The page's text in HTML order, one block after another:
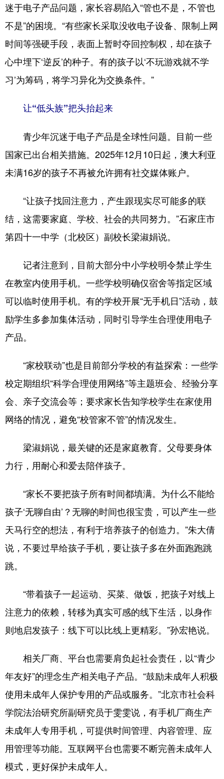
迷于电子产品问题，家长容易陷入“管也不是，不管也
不是”的困境。“有些家长采取没收电子设备、限制上网
时间等强硬手段，表面上暂时夺回控制权，却在孩子
心中埋下‘逆反’的种子。有的孩子以‘不玩游戏就不学
习’为筹码，将学习异化为交换条件。”
让“低头族”把头抬起来
青少年沉迷于电子产品是全球性问题。目前一些
国家已出台相关措施。2025年12月10日起，澳大利亚
未满16岁的孩子不再被允许拥有社交媒体账户。
“让孩子找回注意力，产生跟现实尽可能多的联
结，这需要家庭、学校、社会的共同努力。”石家庄市
第四十一中学（北校区）副校长梁淑娟说。
记者注意到，目前大部分中小学校明令禁止学生
在教室内使用手机。一些学校明确仅宿舍等指定区域
可以临时使用手机。有的学校开展“无手机日”活动，鼓
励学生多参加集体活动，同时引导学生合理使用电子
产品。
“家校联动”也是目前部分学校的有益探索：一些学
校定期组织“科学合理使用网络”等主题班会、经验分享
会、亲子交流会等；要求家长告知学校学生在家使用
网络的情况，避免“校管家不管”的情况发生。
梁淑娟说，最关键的还是家庭教育。父母要身体
力行，用耐心和爱去陪伴孩子。
“家长不要把孩子所有时间都填满。为什么不能给
孩子‘无聊自由’？无聊的时间也很宝贵，可以产生一些
天马行空的想法，有利于培养孩子的创造力。”朱大倩
说，不要过早给孩子手机，要让孩子多在外面跑跑跳
跳。
“带着孩子一起运动、买菜、做饭，把孩子对线上
注意力的依赖，转移为真实可感的线下生活，以身作
则地启发孩子：线下可以比线上更精彩。”孙宏艳说。
相关厂商、平台也需要肩负起社会责任，以“青少
年友好”的理念生产相关电子产品。“鼓励未成年人积极
使用未成年人保护专用的产品或服务。”北京市社会科
学院法治研究所副研究员于雯雯说，有手机厂商生产
未成年人专用手机，可提供时间管理、内容管理、应
用管理等功能。互联网平台也需要不断完善未成年人
模式，更好保护未成年人。